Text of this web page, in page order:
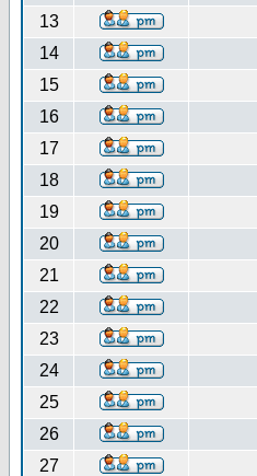
13
14
15
16
17
18
19
20
21
22
23
24
25
26
27